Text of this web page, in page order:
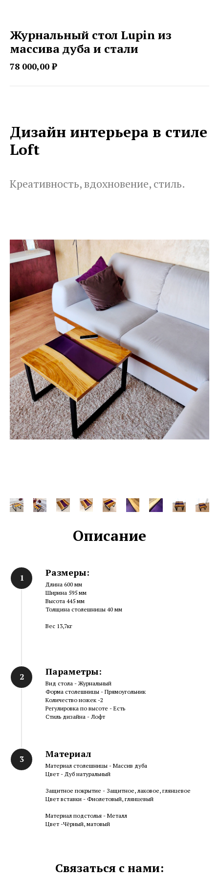
Журнальный стол Lupin из
массива дуба и стали
78 000,00 ₽
Дизайн интерьера в стиле
Loft
Креативность, вдохновение, стиль.
Описание
Размеры:
Длина 600 мм
Ширина 595 мм
Высота 445 мм
Толщина столешницы 40 мм
Вес 13,7кг
Параметры:
Вид стола - Журнальный
Форма столешницы - Прямоугольник
Количество ножек -2
Регулировка по высоте - Есть
Стиль дизайна - Лофт
Материал
Материал столешницы - Массив дуба
Цвет - Дуб натуральный
Защитное покрытие - Защитное, лаковое, глянцевое
Цвет вставки - Фиолетовый, глянцевый
Материал подстолья - Металл
Цвет -Чёрный, матовый
Связаться с нами: